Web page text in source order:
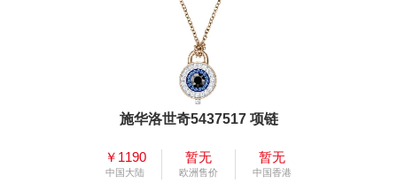
施华洛世奇5437517 项链
￥1190
中国大陆
暂无
欧洲售价
暂无
中国香港